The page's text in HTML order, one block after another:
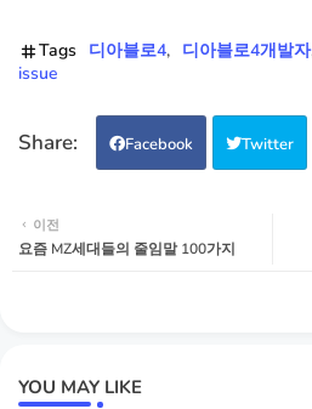
Tags 디아블로4 디아블로4개발자
issue
Facebook Twitter
이전
요즘 MZ세대들의 줄임말 100가지
YOU MAY LIKE